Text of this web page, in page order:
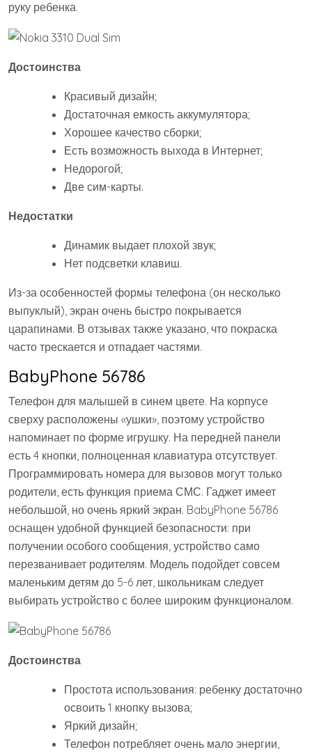
руку ребенка.
Достоинства
Красивый дизайн;
Достаточная емкость аккумулятора;
Хорошее качество сборки;
Есть возможность выхода в Интернет;
Недорогой;
Две сим-карты.
Недостатки
Динамик выдает плохой звук;
Нет подсветки клавиш.
Из-за особенностей формы телефона (он несколько
выпуклый), экран очень быстро покрывается
царапинами. В отзывах также указано, что покраска
часто трескается и отпадает частями.
BabyPhone 56786
Телефон для малышей в синем цвете. На корпусе
сверху расположены «ушки», поэтому устройство
напоминает по форме игрушку. На передней панели
есть 4 кнопки, полноценная клавиатура отсутствует.
Программировать номера для вызовов могут только
родители, есть функция приема СМС. Гаджет имеет
небольшой, но очень яркий экран. BabyPhone 56786
оснащен удобной функцией безопасности: при
получении особого сообщения, устройство само
перезванивает родителям. Модель подойдет совсем
маленьким детям до 5-6 лет, школьникам следует
выбирать устройство с более широким функционалом.
Достоинства
Простота использования: ребенку достаточно
освоить 1 кнопку вызова;
Яркий дизайн;
Телефон потребляет очень мало энергии,